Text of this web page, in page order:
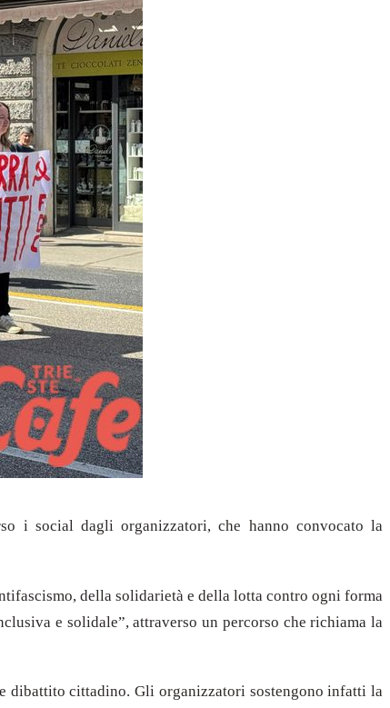
i social dagli organizzatori, che hanno convocato la
della solidarietà e della lotta contro ogni forma
e solidale”, attraverso un percorso che richiama la
dibattito cittadino. Gli organizzatori sostengono infatti la